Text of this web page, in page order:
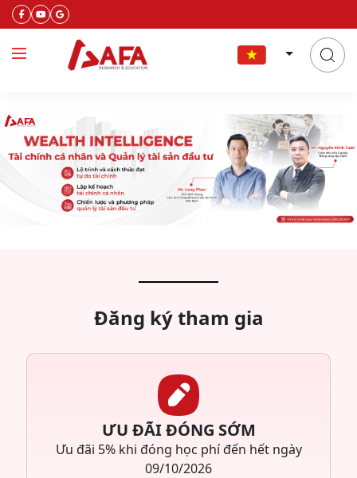
Đăng ký tham gia
ƯU ĐÃI ĐÓNG SỚM
Ưu đãi 5% khi đóng học phí đến hết ngày
09/10/2026